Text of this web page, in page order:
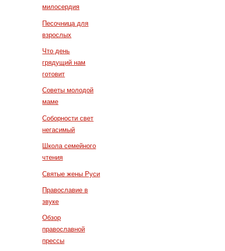
милосердия
Песочница для
взрослых
Что день
грядущий нам
готовит
Советы молодой
маме
Соборности свет
негасимый
Школа семейного
чтения
Святые жены Руси
Православие в
звуке
Обзор
православной
прессы